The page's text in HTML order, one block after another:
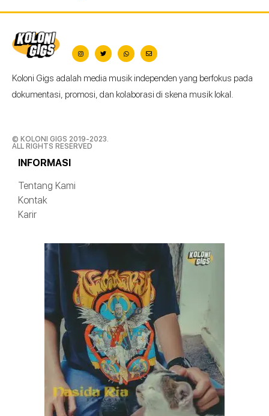
Koloni Gigs adalah media musik independen yang berfokus pada
dokumentasi, promosi, dan kolaborasi di skena musik lokal.
© KOLONI GIGS 2019-2023.
ALL RIGHTS RESERVED
INFORMASI
Tentang Kami
Kontak
Karir